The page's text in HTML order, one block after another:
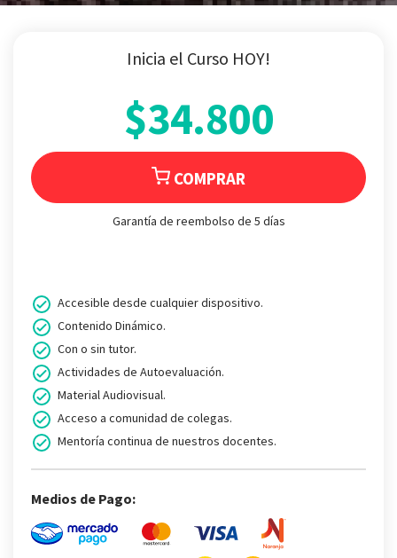
Inicia el Curso HOY!
$34.800
COMPRAR
Garantía de reembolso de 5 días
Accesible desde cualquier dispositivo.
Contenido Dinámico.
Con o sin tutor.
Actividades de Autoevaluación.
Material Audiovisual.
Acceso a comunidad de colegas.
Mentoría continua de nuestros docentes.
Medios de Pago: